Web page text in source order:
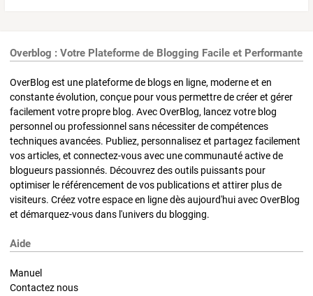
Overblog : Votre Plateforme de Blogging Facile et Performante
OverBlog est une plateforme de blogs en ligne, moderne et en
constante évolution, conçue pour vous permettre de créer et gérer
facilement votre propre blog. Avec OverBlog, lancez votre blog
personnel ou professionnel sans nécessiter de compétences
techniques avancées. Publiez, personnalisez et partagez facilement
vos articles, et connectez-vous avec une communauté active de
blogueurs passionnés. Découvrez des outils puissants pour
optimiser le référencement de vos publications et attirer plus de
visiteurs. Créez votre espace en ligne dès aujourd'hui avec OverBlog
et démarquez-vous dans l'univers du blogging.
Aide
Manuel
Contactez nous